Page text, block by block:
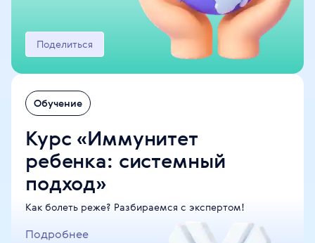
Завершён
Июль
Поделиться
Обучение
Курс «Иммунитет
ребенка: системный
подход»
Как болеть реже? Разбираемся с экспертом!
Подробнее